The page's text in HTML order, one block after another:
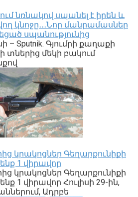
նռնակով սպանել է իրեն և
կնոջը․․․Նոր մանրամասներ
սպանությունից
– Sputnik. Գյումրի քաղաքի
տներից մեկի բակում
կրակոցներ Գեղարքունիքի
1 վիրավոր
կրակոցներ Գեղարքունիքի
1 վիրավոր Հուլիսի 29-ին,
Ադրբե